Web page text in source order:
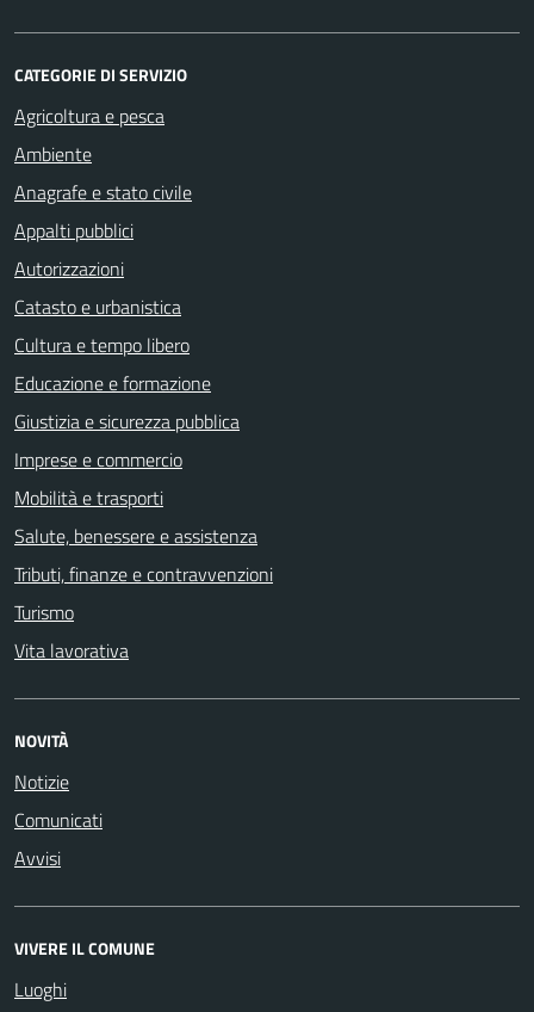
CATEGORIE DI SERVIZIO
Agricoltura e pesca
Ambiente
Anagrafe e stato civile
Appalti pubblici
Autorizzazioni
Catasto e urbanistica
Cultura e tempo libero
Educazione e formazione
Giustizia e sicurezza pubblica
Imprese e commercio
Mobilità e trasporti
Salute, benessere e assistenza
Tributi, finanze e contravvenzioni
Turismo
Vita lavorativa
NOVITÀ
Notizie
Comunicati
Avvisi
VIVERE IL COMUNE
Luoghi